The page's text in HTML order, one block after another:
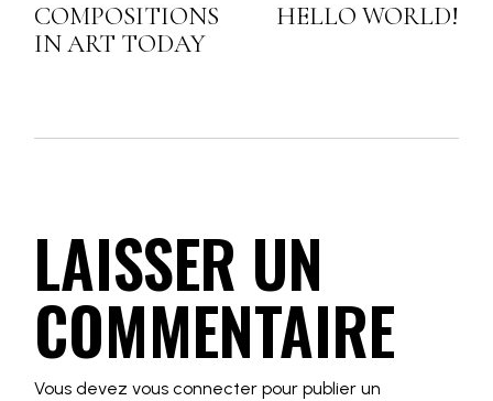
COMPOSITIONS
IN ART TODAY
HELLO WORLD!
LAISSER UN
COMMENTAIRE
Vous devezvous connecter pour publier un